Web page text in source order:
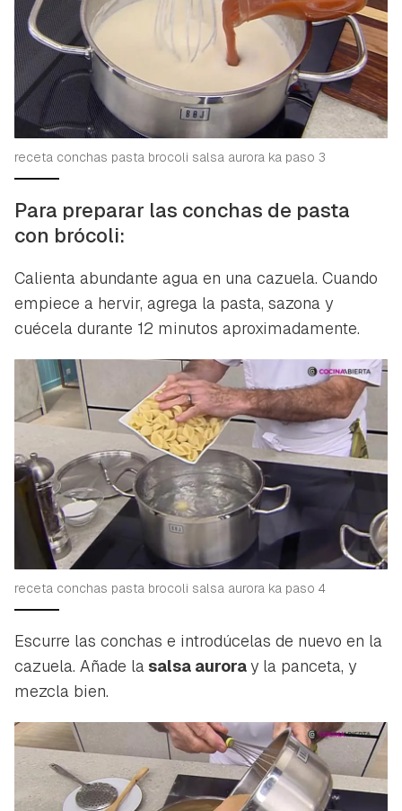
Guardar como favorito
Para poder guardar como favorito, primero has de
iniciar sesión con tu cuenta de Hogarmanía.
INICIAR SESIÓN
receta conchas pasta brocoli salsa aurora ka paso 3
Para preparar las conchas de pasta
con brócoli:
Calienta abundante agua en una cazuela. Cuando
empiece a hervir, agrega la pasta, sazona y
cuécela durante 12 minutos aproximadamente.
receta conchas pasta brocoli salsa aurora ka paso 4
Escurre las conchas e introdúcelas de nuevo en la
cazuela. Añade la salsa auroray la panceta, y
mezcla bien.
Contenido enviado
Gracias por suscribirte a nuestro boletín.
ACEPTAR